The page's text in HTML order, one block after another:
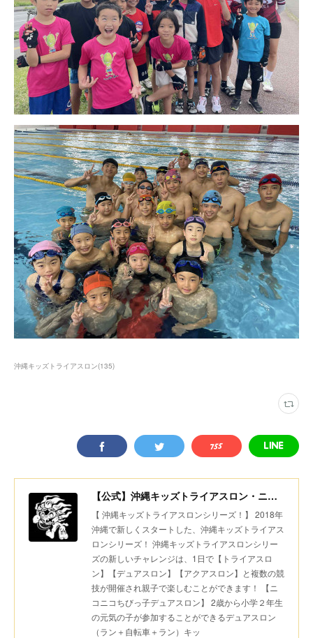
沖縄キッズトライアスロン(135)
【公式】沖縄キッズトライアスロン・ニコニコちびっ子デュアスロン・美ら島スポーツ
【 沖縄キッズトライアスロンシリーズ！】 2018年
沖縄で新しくスタートした、沖縄キッズトライアス
ロンシリーズ！ 沖縄キッズトライアスロンシリー
ズの新しいチャレンジは、1日で【トライアスロ
ン】【デュアスロン】【アクアスロン】と複数の競
技が開催され親子で楽しむことができます！ 【ニ
コニコちびっ子デュアスロン】 2歳から小学２年生
の元気の子が参加することができるデュアスロン
（ラン＋自転車＋ラン）キッ